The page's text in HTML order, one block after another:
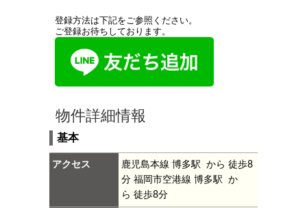
登録方法は下記をご参照ください。
ご登録お待ちしております。
物件詳細情報
基本
アクセス
鹿児島本線 博多駅 から 徒歩8
分福岡市空港線 博多駅 か
ら 徒歩8分